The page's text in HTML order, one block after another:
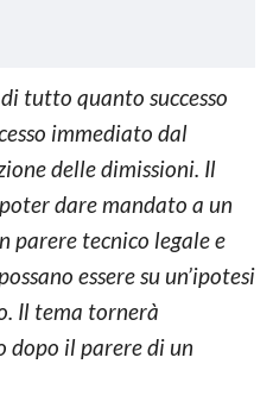
tutto quanto successo
immediato dal
delle dimissioni. Il
dare mandato a un
parere tecnico legale e
essere su un’ipotesi
Il tema tornerà
dopo il parere di un